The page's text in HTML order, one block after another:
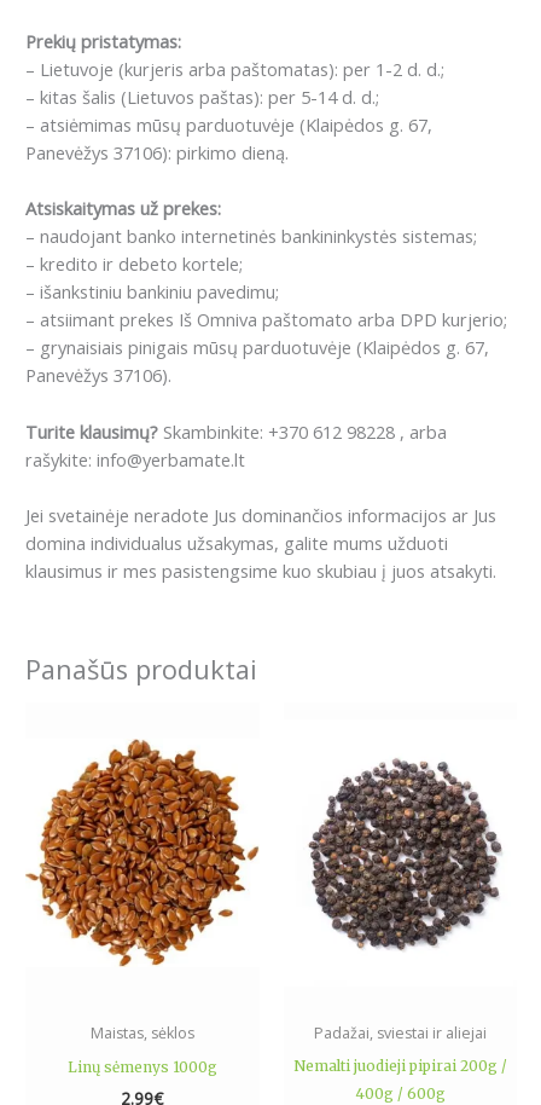
Prekių pristatymas:
– Lietuvoje (kurjeris arba paštomatas): per 1-2 d. d.;
– kitas šalis (Lietuvos paštas): per 5-14 d. d.;
– atsiėmimas mūsų parduotuvėje (Klaipėdos g. 67,
Panevėžys 37106): pirkimo dieną.
Atsiskaitymas už prekes:
– naudojant banko internetinės bankininkystės sistemas;
– kredito ir debeto kortele;
– išankstiniu bankiniu pavedimu;
– atsiimant prekes Iš Omniva paštomato arba DPD kurjerio;
– grynaisiais pinigais mūsų parduotuvėje (Klaipėdos g. 67,
Panevėžys 37106).
Turite klausimų? Skambinkite: +370 612 98228 , arba
rašykite: info@yerbamate.lt
Jei svetainėje neradote Jus dominančios informacijos ar Jus
domina individualus užsakymas, galite mums užduoti
klausimus ir mes pasistengsime kuo skubiau į juos atsakyti.
Panašūs produktai
Maistas, sėklos
Linų sėmenys 1000g
2.99€
Padažai, sviestai ir aliejai
Nemalti juodieji pipirai 200g /
400g / 600g
through
11.79€
has
multiple
variants.
The
options
may
be
page